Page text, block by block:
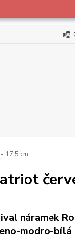
17,5 cm
náramek
modro-bílá